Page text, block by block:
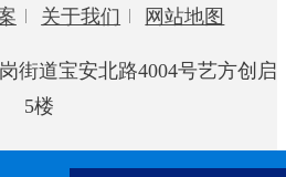
关于我们 网站地图
街道宝安北路4004号艺方创启
5楼